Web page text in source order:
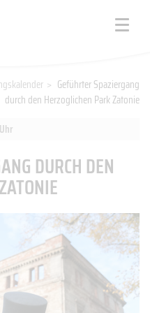
> Geführter Spaziergang
durch den Herzoglichen Park Zatonie
DURCH DEN